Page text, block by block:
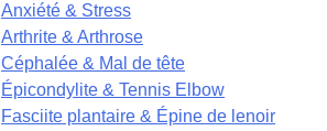
Anxiété & Stress
Arthrite & Arthrose
Céphalée & Mal de tête
Épicondylite & Tennis Elbow
Fasciite plantaire & Épine de lenoir